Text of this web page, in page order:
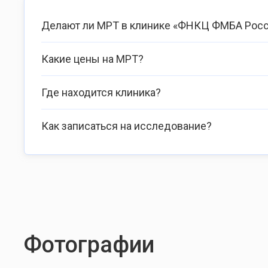
Делают ли МРТ в клинике «ФНКЦ ФМБА
Какие цены на МРТ?
Где находится клиника?
Как записаться на исследование?
Фотографии